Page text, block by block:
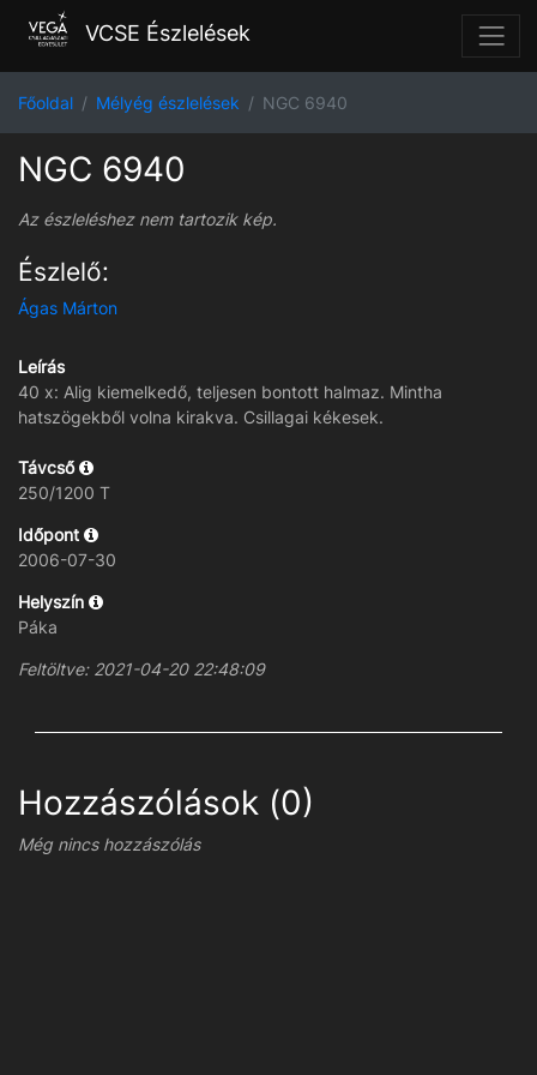
VCSE Észlelések
Főoldal Mélyég észlelések NGC 6940
NGC 6940
Az észleléshez nem tartozik kép.
Észlelő:
Ágas Márton
Leírás
40 x: Alig kiemelkedő, teljesen bontott halmaz. Mintha
hatszögekből volna kirakva. Csillagai kékesek.
Távcső
250/1200 T
Időpont
2006-07-30
Helyszín
Páka
Feltöltve: 2021-04-20 22:48:09
Hozzászólások (0)
Még nincs hozzászólás